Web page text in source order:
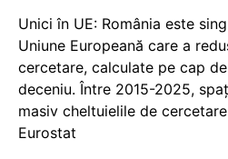
Unici în UE: România este
Uniune Europeană care a
cercetare, calculate pe cap
deceniu. Între 2015-2025,
masiv cheltuielile de
Eurostat